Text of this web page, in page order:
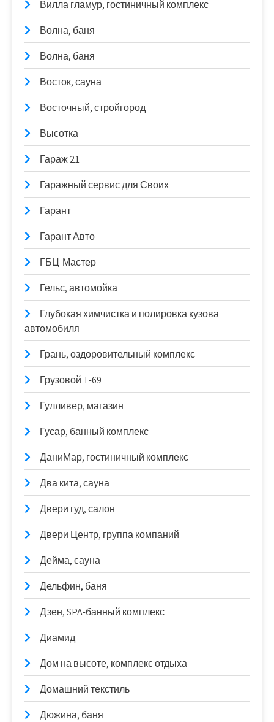
Вилла гламур, гостиничный комплекс
Волна, баня
Волна, баня
Восток, сауна
Восточный, стройгород
Высотка
Гараж 21
Гаражный сервис для Своих
Гарант
Гарант Авто
ГБЦ-Мастер
Гельс, автомойка
Глубокая химчистка и полировка кузова
автомобиля
Грань, оздоровительный комплекс
Грузовой T-69
Гулливер, магазин
Гусар, банный комплекс
ДаниМар, гостиничный комплекс
Два кита, сауна
Двери гуд, салон
Двери Центр, группа компаний
Дейма, сауна
Дельфин, баня
Дзен, SPA-банный комплекс
Диамид
Дом на высоте, комплекс отдыха
Домашний текстиль
Дюжина, баня